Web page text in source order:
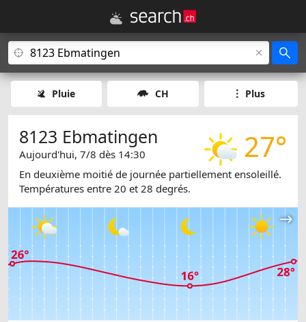
Pluie CH Plus
27°
8123 Ebmatingen
Aujourd'hui, 7/8 dès 14:30
En deuxième moitié de journée partiellement ensoleillé.
Températures entre 20 et 28 degrés.